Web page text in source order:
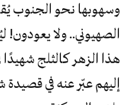
وسهوبها نحو الجنوب
الصهيوني.. ولا
هذا الزهر كالثلج
إليهم عبّر عنه في